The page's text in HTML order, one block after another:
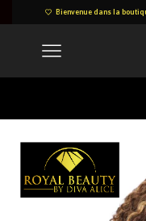
Bienvenue dans la